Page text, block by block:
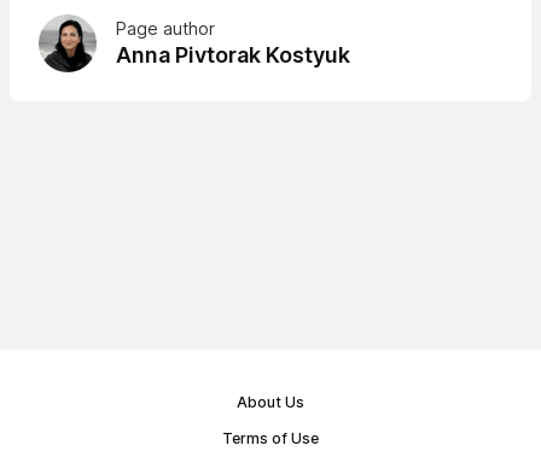
Page author
Anna Pivtorak Kostyuk
About Us
Terms of Use